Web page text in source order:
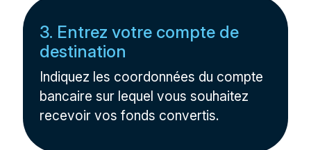
3. Entrez votre compte de
destination
Indiquez les coordonnées du compte
bancaire sur lequel vous souhaitez
recevoir vos fonds convertis.